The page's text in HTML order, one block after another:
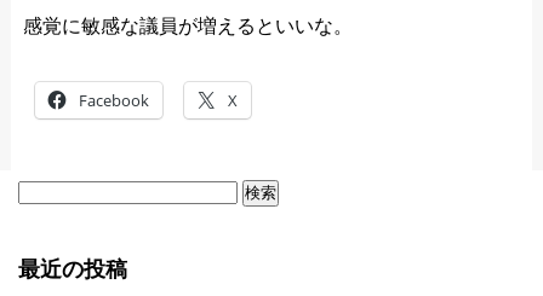
感覚に敏感な議員が増えるといいな。
Facebook X
最近の投稿